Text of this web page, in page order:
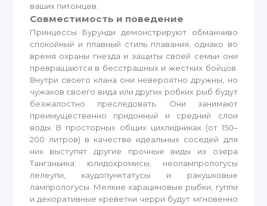
ваших питомцев.
Совместимость и поведение
Принцессы Бурунди демонстрируют обманчиво
спокойный и плавный стиль плавания, однако во
время охраны гнезда и защиты своей семьи они
превращаются в бесстрашных и жестких бойцов.
Внутри своего клана они невероятно дружны, но
чужаков своего вида или других робких рыб будут
безжалостно преследовать. Они занимают
преимущественно придонный и средний слои
воды. В просторных общих цихлидниках (от 150–
200 литров) в качестве идеальных соседей для
них выступят другие прочные виды из озера
Танганьика: юлидохромисы, неолампрологусы
лелеупи, каудопунктатусы и ракушковые
лампрологусы. Мелкие харациновые рыбки, гуппи
и декоративные креветки черри будут мгновенно